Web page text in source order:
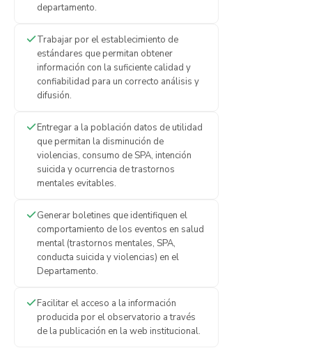
departamento.
Trabajar por el establecimiento de
estándares que permitan obtener
información con la suficiente calidad y
confiabilidad para un correcto análisis y
difusión.
Entregar a la población datos de utilidad
que permitan la disminución de
violencias, consumo de SPA, intención
suicida y ocurrencia de trastornos
mentales evitables.
Generar boletines que identifiquen el
comportamiento de los eventos en salud
mental (trastornos mentales, SPA,
conducta suicida y violencias) en el
Departamento.
Facilitar el acceso a la información
producida por el observatorio a través
de la publicación en la web institucional.